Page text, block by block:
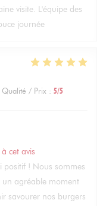
visite. L'équipe des
journée
Qualité / Prix : 5/5
cet avis
positif ! Nous sommes
un agréable moment
savourer nos burgers